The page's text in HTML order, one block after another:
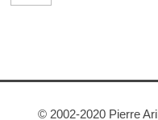
© 2002-2020 Pierre